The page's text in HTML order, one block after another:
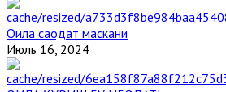
Оила саодат маскани
Июль 16, 2024